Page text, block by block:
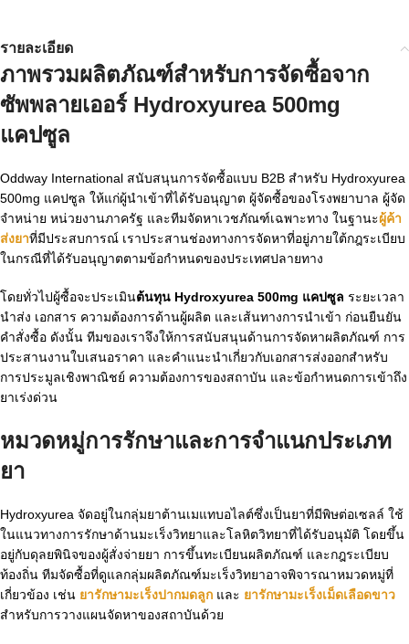
รายละเอียด
ภาพรวมผลิตภัณฑ์สำหรับการจัดซื้อจาก
ซัพพลายเออร์ Hydroxyurea 500mg
แคปซูล
Oddway International สนับสนุนการจัดซื้อแบบ B2B สำหรับ Hydroxyurea
500mg แคปซูล ให้แก่ผู้นำเข้าที่ได้รับอนุญาต ผู้จัดซื้อของโรงพยาบาล ผู้จัด
จำหน่าย หน่วยงานภาครัฐ และทีมจัดหาเวชภัณฑ์เฉพาะทาง ในฐานะผู้ค้า
ส่งยาที่มีประสบการณ์ เราประสานช่องทางการจัดหาที่อยู่ภายใต้กฎระเบียบ
ในกรณีที่ได้รับอนุญาตตามข้อกำหนดของประเทศปลายทาง
โดยทั่วไปผู้ซื้อจะประเมินต้นทุน Hydroxyurea 500mg แคปซูล ระยะเวลา
นำส่ง เอกสาร ความต้องการด้านผู้ผลิต และเส้นทางการนำเข้า ก่อนยืนยัน
คำสั่งซื้อ ดังนั้น ทีมของเราจึงให้การสนับสนุนด้านการจัดหาผลิตภัณฑ์ การ
ประสานงานใบเสนอราคา และคำแนะนำเกี่ยวกับเอกสารส่งออกสำหรับ
การประมูลเชิงพาณิชย์ ความต้องการของสถาบัน และข้อกำหนดการเข้าถึง
ยาเร่งด่วน
หมวดหมู่การรักษาและการจำแนกประเภท
ยา
Hydroxyurea จัดอยู่ในกลุ่มยาต้านเมแทบอไลต์ซึ่งเป็นยาที่มีพิษต่อเซลล์ ใช้
ในแนวทางการรักษาด้านมะเร็งวิทยาและโลหิตวิทยาที่ได้รับอนุมัติ โดยขึ้น
อยู่กับดุลยพินิจของผู้สั่งจ่ายยา การขึ้นทะเบียนผลิตภัณฑ์ และกฎระเบียบ
ท้องถิ่น ทีมจัดซื้อที่ดูแลกลุ่มผลิตภัณฑ์มะเร็งวิทยาอาจพิจารณาหมวดหมู่ที่
เกี่ยวข้อง เช่น ยารักษามะเร็งปากมดลูก และ ยารักษามะเร็งเม็ดเลือดขาว
สำหรับการวางแผนจัดหาของสถาบันด้วย